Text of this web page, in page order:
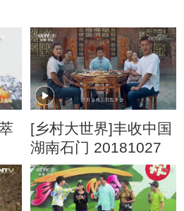
[乡村大世界]丰收中国
湖南石门 20181027